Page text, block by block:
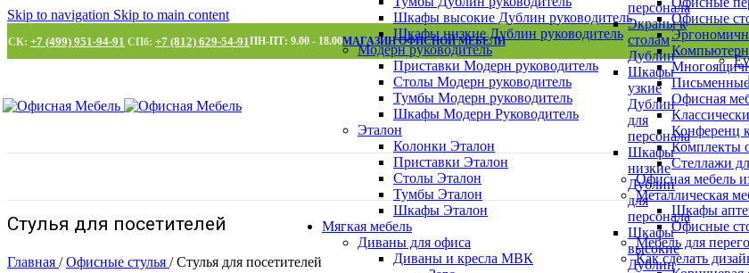
Skip to navigation Skip to main content
+7 (499) 951-94-91 СПб: +7 (812) 629-54-91ПН-ПТ: 9.00 - 18.00МАГАЗИН ОФИСНОЙ МЕБЕЛИ
Офисные
Офисная
Конференц
Комплекты
Стеллажи
Офисная мебель
Металлическая
Шкафы
Офисные
Мебель для
Как сделать
Шкафы высокие Дублин руководитель
Шкафы низкие Дублин руководитель
Модерн руководитель
Приставки Модерн руководитель
Столы Модерн руководитель
Тумбы Модерн руководитель
Шкафы Модерн Руководитель
Эталон
Колонки Эталон
Приставки Эталон
Столы Эталон
Тумбы Эталон
Шкафы Эталон
Мягкая мебель
Диваны для офиса
Диваны и кресла МВК
персонала
Экраны к
столам
Дублин
Шкафы
узкие
Дублин
для
персонала
Шкафы
низкие
Дублин
для
персонала
Шкафы
высокие
Дублин
Стулья для посетителей
Главная / Офисные стулья / Стулья для посетителей